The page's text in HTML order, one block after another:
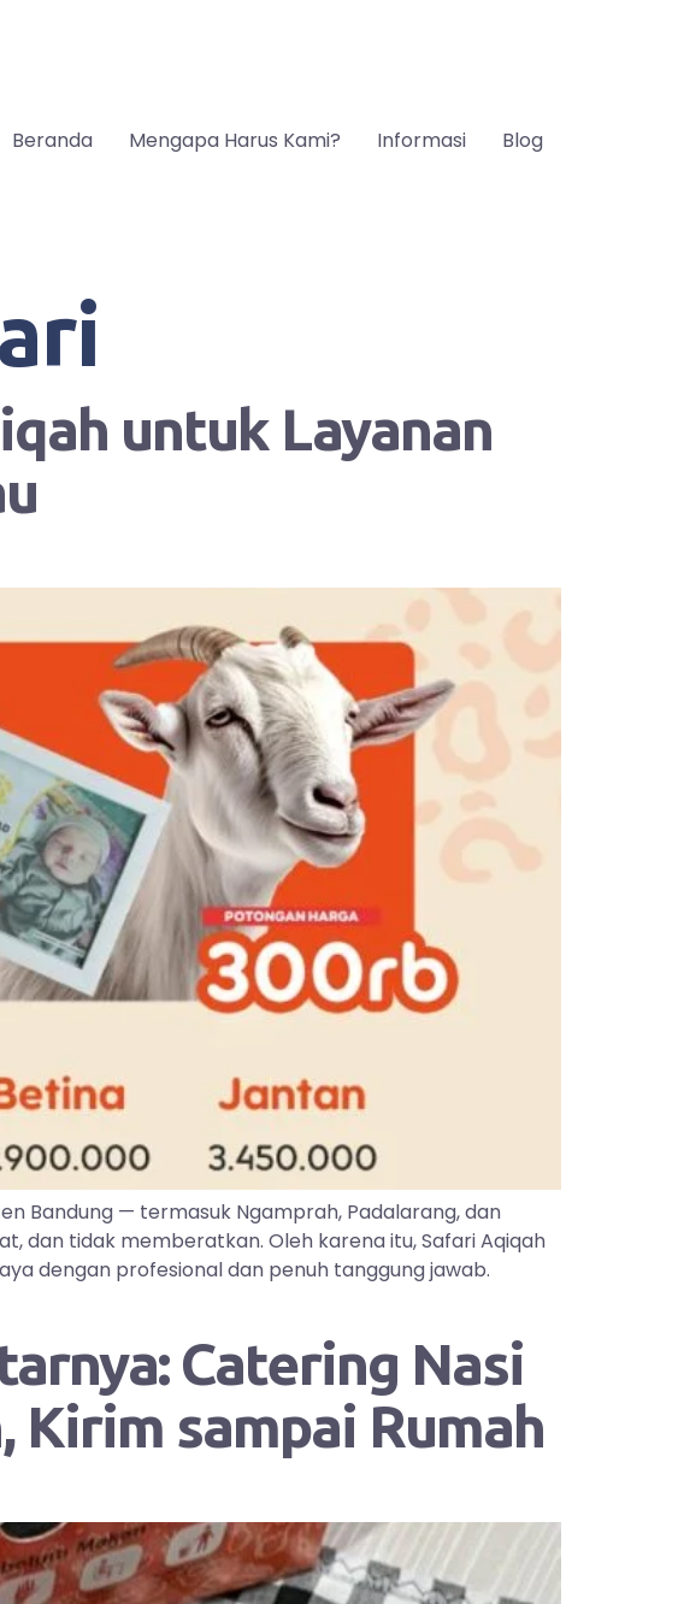
Beranda Mengapa Harus Kami? Informasi Blog
untuk Layanan
Bandung — termasuk Ngamprah, Padalarang, dan
dan tidak memberatkan. Oleh karena itu, Safari Aqiqah
dengan profesional dan penuh tanggung jawab.
Catering Nasi
Kirim sampai Rumah